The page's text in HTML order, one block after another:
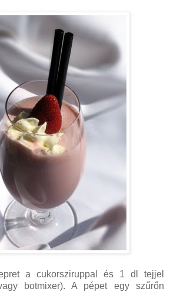
a cukorsziruppal és 1 dl tejjel
botmixer). A pépet egy szűrőn